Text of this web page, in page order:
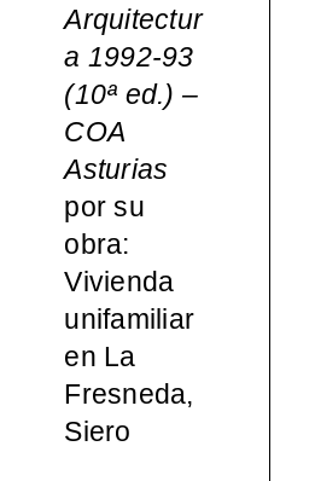
Arquitectur
a 1992-93
(10ª ed.) –
COA
Asturias
por su
obra:
Vivienda
unifamiliar
en La
Fresneda,
Siero